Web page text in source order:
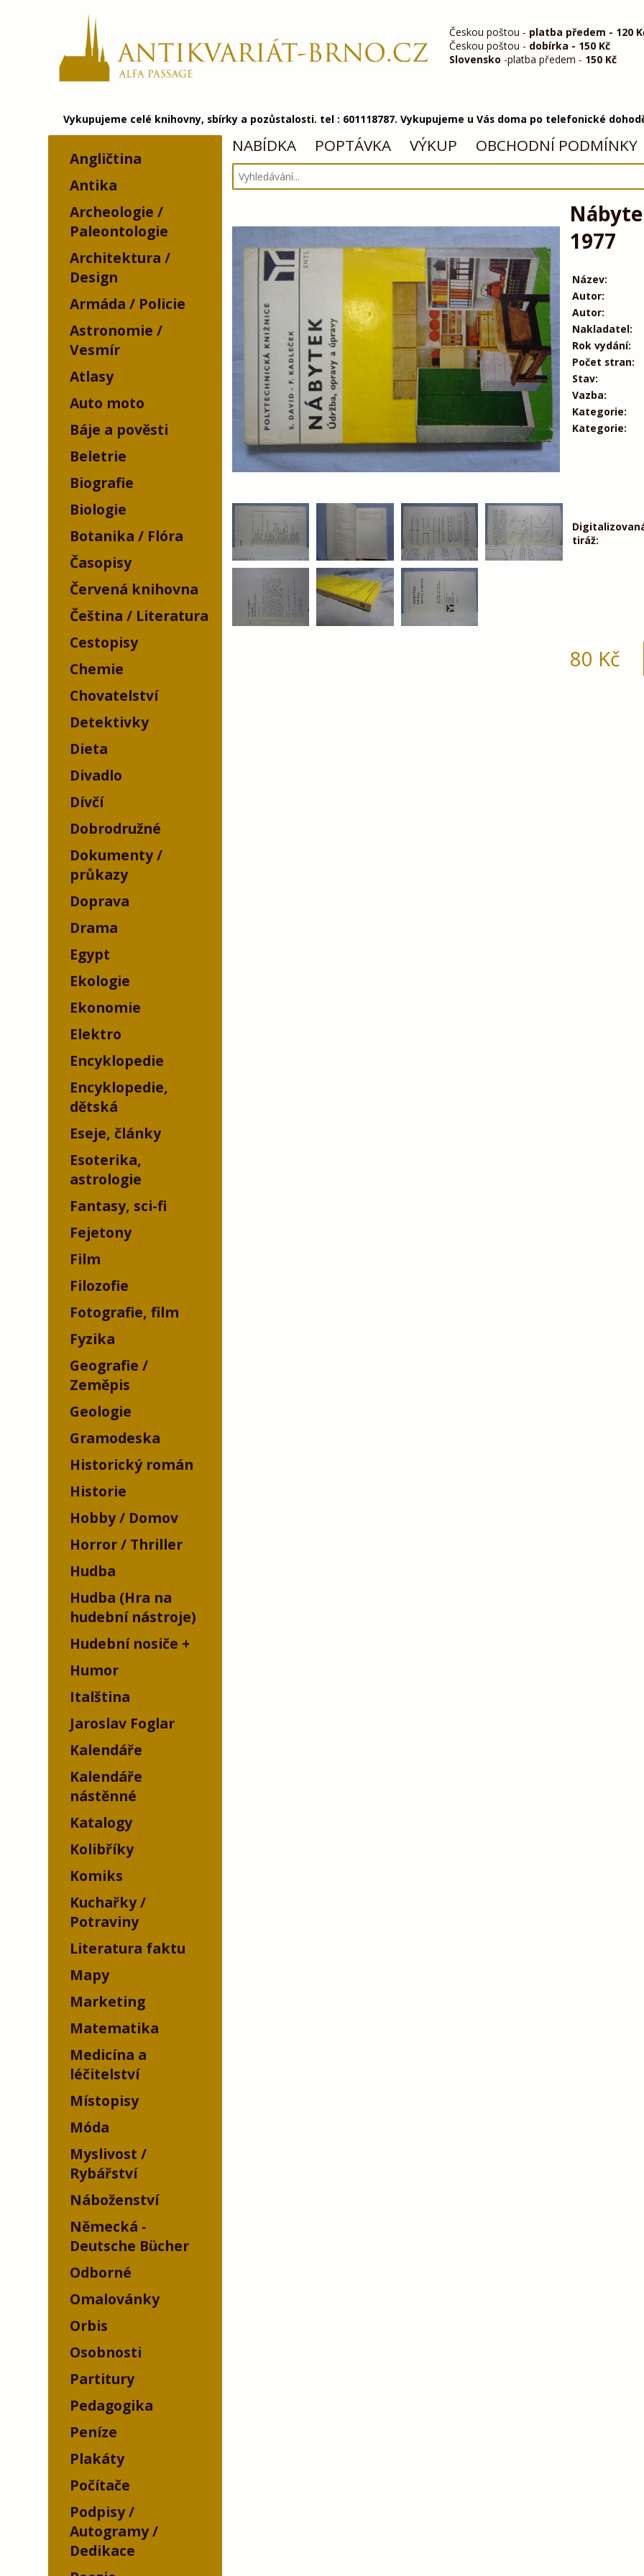
Českou poštou - platba předem - 120
Českou poštou - dobírka - 150 Kč
Slovensko -platba předem - 150 Kč
Vykupujeme celé knihovny, sbírky a pozůstalosti. tel : 601118787. Vykupujeme u Vás doma po telefonické
Angličtina
Antika
Archeologie /
Paleontologie
Architektura /
Design
Armáda / Policie
Astronomie /
Vesmír
Atlasy
Auto moto
Báje a pověsti
Beletrie
Biografie
Biologie
Botanika / Flóra
Časopisy
Červená knihovna
Čeština / Literatura
Cestopisy
Chemie
Chovatelství
Detektivky
Dieta
Divadlo
Dívčí
Dobrodružné
Dokumenty /
průkazy
Doprava
Drama
Egypt
Ekologie
Ekonomie
Elektro
Encyklopedie
Encyklopedie,
dětská
Eseje, články
Esoterika,
astrologie
Fantasy, sci-fi
Fejetony
Film
Filozofie
Fotografie, film
Fyzika
Geografie /
Zeměpis
Geologie
Gramodeska
Historický román
Historie
Hobby / Domov
Horror / Thriller
Hudba
Hudba (Hra na
hudební nástroje)
Hudební nosiče
Humor
Italština
Jaroslav Foglar
Kalendáře
Kalendáře
nástěnné
Katalogy
Kolibříky
Komiks
Kuchařky /
Potraviny
Literatura faktu
Mapy
Marketing
Matematika
Medicína a
léčitelství
Místopisy
Móda
Myslivost /
Rybářství
Náboženství
Německá -
Deutsche Bücher
Odborné
Omalovánky
Orbis
Osobnosti
Partitury
Pedagogika
Peníze
Plakáty
Počítače
Podpisy /
Autogramy /
Dedikace
NABÍDKA POPTÁVKA VÝKUP OBCHODNÍ PODMÍNKY
1977
Název:
Autor:
Autor:
Nakladatel:
Rok vydání:
Počet stran:
Stav:
Vazba:
Kategorie:
Kategorie:
tiráž:
80 Kč